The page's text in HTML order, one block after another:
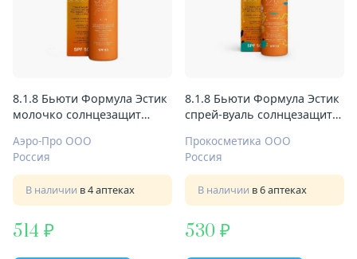
8.1.8 Бьюти Формула Эстик
молочко солнцезащит
сверхчувствит кожи
Аэро-Про ООО
Россия
В наличии в 4 аптеках
514
8.1.8 Бьюти Формула Эстик
спрей-вуаль солнцезащит
лет
Прокосметика ООО
Россия
В наличии в 6 аптеках
530